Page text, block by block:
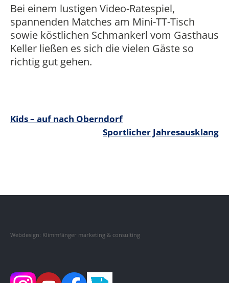
Bei einem lustigen Video-Ratespiel,
spannenden Matches am Mini-TT-Tisch
sowie köstlichen Schmankerl vom Gasthaus
Keller ließen es sich die vielen Gäste so
richtig gut gehen.
Beitragsnavigation
Kids – auf nach Oberndorf
Sportlicher Jahresausklang
Webdesign: Klimmfänger marketing & consulting